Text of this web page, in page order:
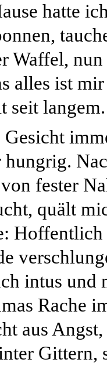
hatte
Waffel,
alles ist
seit langem.
hungrig.
fester
quält
intus und
Rache
aus
Gittern,